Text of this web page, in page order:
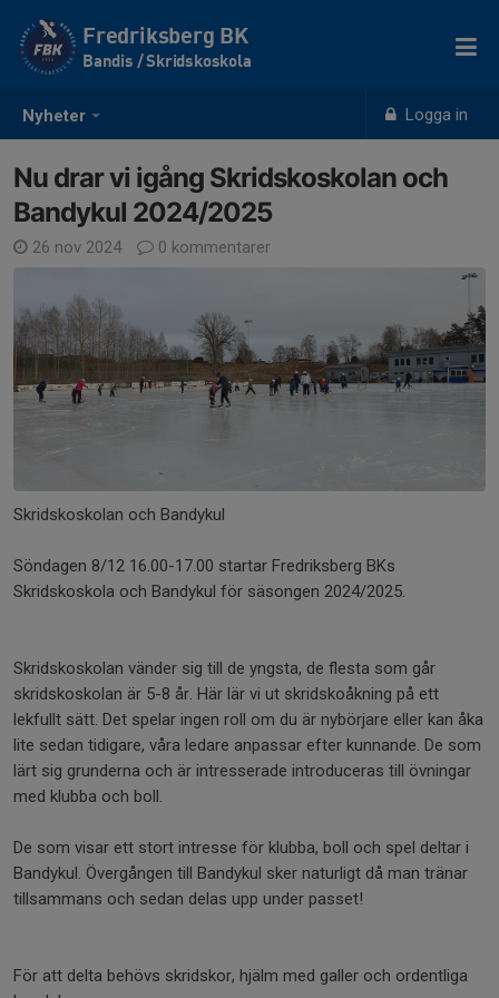
Nyheter Logga in
Fredriksberg BK
Bandis / Skridskoskola
Nu drar vi igång Skridskoskolan och
Bandykul 2024/2025
26 nov 2024 0 kommentarer
Skridskoskolan och Bandykul
Söndagen 8/12 16.00-17.00 startar Fredriksberg BKs
Skridskoskola och Bandykul för säsongen 2024/2025.
Skridskoskolan vänder sig till de yngsta, de flesta som går
skridskoskolan är 5-8 år. Här lär vi ut skridskoåkning på ett
lekfullt sätt. Det spelar ingen roll om du är nybörjare eller kan åka
lite sedan tidigare, våra ledare anpassar efter kunnande. De som
lärt sig grunderna och är intresserade introduceras till övningar
med klubba och boll.
De som visar ett stort intresse för klubba, boll och spel deltar i
Bandykul. Övergången till Bandykul sker naturligt då man tränar
tillsammans och sedan delas upp under passet!
För att delta behövs skridskor, hjälm med galler och ordentliga